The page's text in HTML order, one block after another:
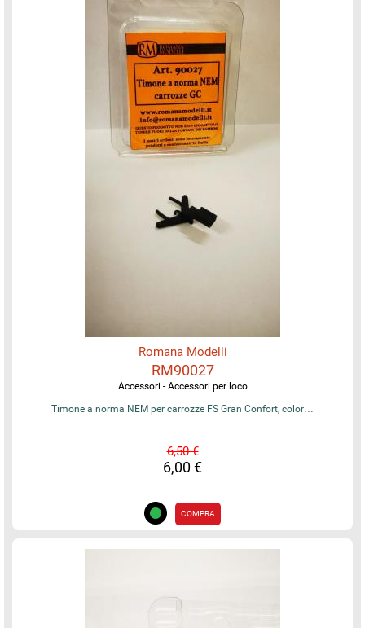
Romana Modelli
RM90027
Accessori - Accessori per loco
Timone a norma NEM per carrozze FS Gran Confort, color…
6,50 €
6,00 €
COMPRA